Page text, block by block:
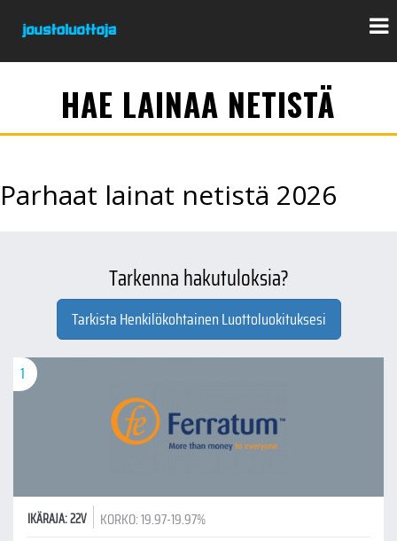
HAE LAINAA NETISTÄ
Parhaat lainat netistä 2026
Tarkenna hakutuloksia?
Tarkista Henkilökohtainen Luottoluokituksesi
1
IKÄRAJA: 22V KORKO: 19.97-19.97%